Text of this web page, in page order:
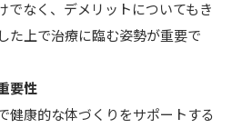
でなく、デメリットについてもき
た上で治療に臨む姿勢が重要で
要性
健康的な体づくりをサポートする